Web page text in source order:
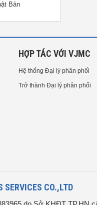
Bản
HỢP TÁC VỚI VJMC
Hệ thống Đại lý phân phối
Trở thành Đại lý phân phối
SERVICES CO.,LTD